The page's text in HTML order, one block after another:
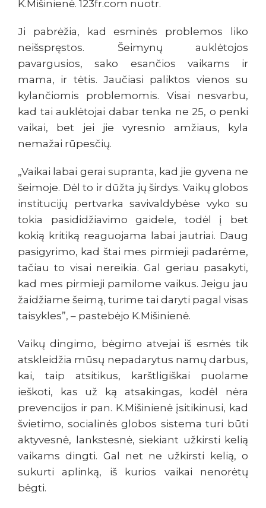
K.Mišinienė. 123fr.com nuotr.
Ji pabrėžia, kad esminės problemos liko
neišspręstos. Šeimynų auklėtojos
pavargusios, sako esančios vaikams ir
mama, ir tėtis. Jaučiasi paliktos vienos su
kylančiomis problemomis. Visai nesvarbu,
kad tai auklėtojai dabar tenka ne 25, o penki
vaikai, bet jei jie vyresnio amžiaus, kyla
nemažai rūpesčių.
„Vaikai labai gerai supranta, kad jie gyvena ne
šeimoje. Dėl to ir dūžta jų širdys. Vaikų globos
institucijų pertvarka savivaldybėse vyko su
tokia pasididžiavimo gaidele, todėl į bet
kokią kritiką reaguojama labai jautriai. Daug
pasigyrimo, kad štai mes pirmieji padarėme,
tačiau to visai nereikia. Gal geriau pasakyti,
kad mes pirmieji pamilome vaikus. Jeigu jau
žaidžiame šeimą, turime tai daryti pagal visas
taisykles”, – pastebėjo K.Mišinienė.
Vaikų dingimo, bėgimo atvejai iš esmės tik
atskleidžia mūsų nepadarytus namų darbus,
kai, taip atsitikus, karštligiškai puolame
ieškoti, kas už ką atsakingas, kodėl nėra
prevencijos ir pan. K.Mišinienė įsitikinusi, kad
švietimo, socialinės globos sistema turi būti
aktyvesnė, lankstesnė, siekiant užkirsti kelią
vaikams dingti. Gal net ne užkirsti kelią, o
sukurti aplinką, iš kurios vaikai nenorėtų
bėgti.